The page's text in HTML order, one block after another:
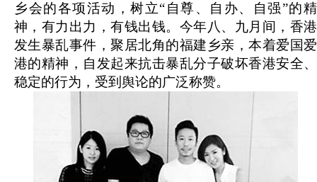
乡会的各项活动，树立“自尊、自办、自强”的精
神，有力出力，有钱出钱。今年八、九月间，香港
发生暴乱事件，聚居北角的福建乡亲，本着爱国爱
港的精神，自发起来抗击暴乱分子破坏香港安全、
稳定的行为，受到舆论的广泛称赞。